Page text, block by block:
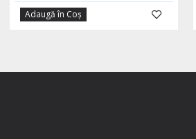
Adaugă în Coş